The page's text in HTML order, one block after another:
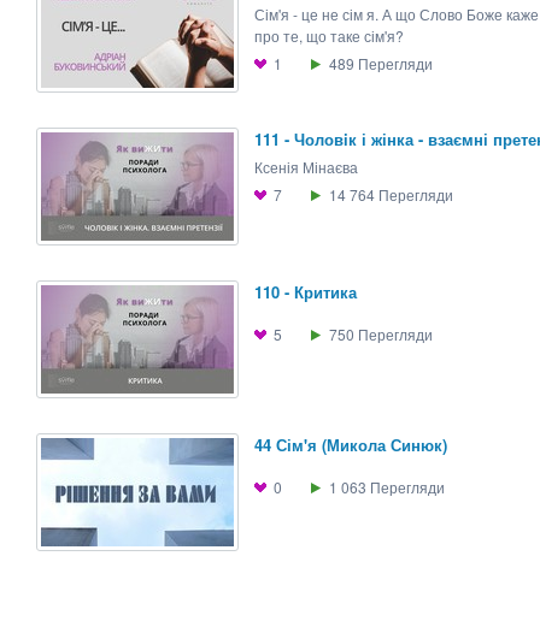
Сім'я - це не сім я. А що Слово Боже каже
про те, що таке сім'я?
1
489 Перегляди
111 - Чоловiк і жінка - взаємні
Ксенія Мінаєва
7
14 764 Перегляди
110 - Критика
5 750 Перегляди
44 Сім'я (Микола Синюк)
0 1 063 Перегляди